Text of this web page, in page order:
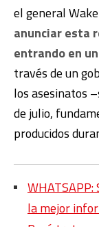
el general
anunciar esta
entrando en
través de un
los asesinatos
de julio,
producidos
la mejor